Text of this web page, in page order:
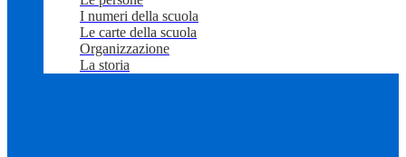
I numeri della scuola
Le carte della scuola
Organizzazione
La storia